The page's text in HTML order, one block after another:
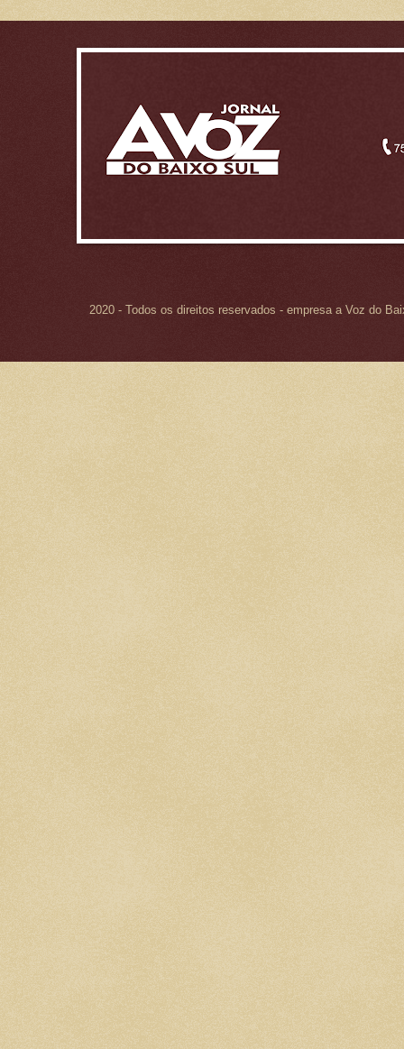
2020 - Todos os direitos reservados - empresa a Voz do